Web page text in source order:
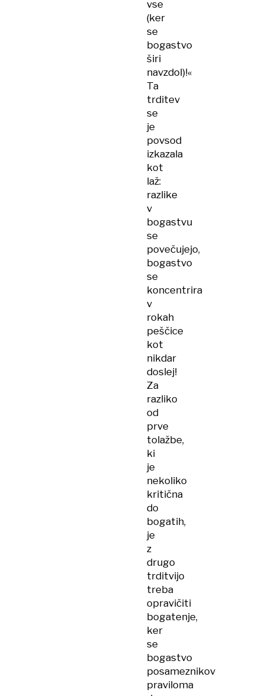
vse
(ker
se
bogastvo
širi
navzdol)!«
Ta
trditev
se
je
povsod
izkazala
kot
laž:
razlike
v
bogastvu
se
povečujejo,
bogastvo
se
koncentrira
v
rokah
peščice
kot
nikdar
doslej!
Za
razliko
od
prve
tolažbe,
ki
je
nekoliko
kritična
do
bogatih,
je
z
drugo
trditvijo
treba
opravičiti
bogatenje,
ker
se
bogastvo
posameznikov
praviloma